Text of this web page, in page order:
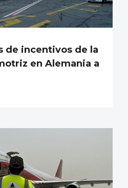
de incentivos de la
en Alemania a